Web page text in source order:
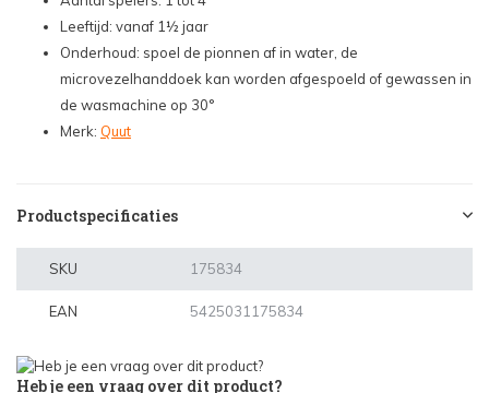
Leeftijd: vanaf 1½ jaar
Onderhoud: spoel de pionnen af in water, de
microvezelhanddoek kan worden afgespoeld of gewassen in
de wasmachine op 30°
Merk: Quut
Productspecificaties
SKU 175834
EAN 5425031175834
Heb je een vraag over dit product?